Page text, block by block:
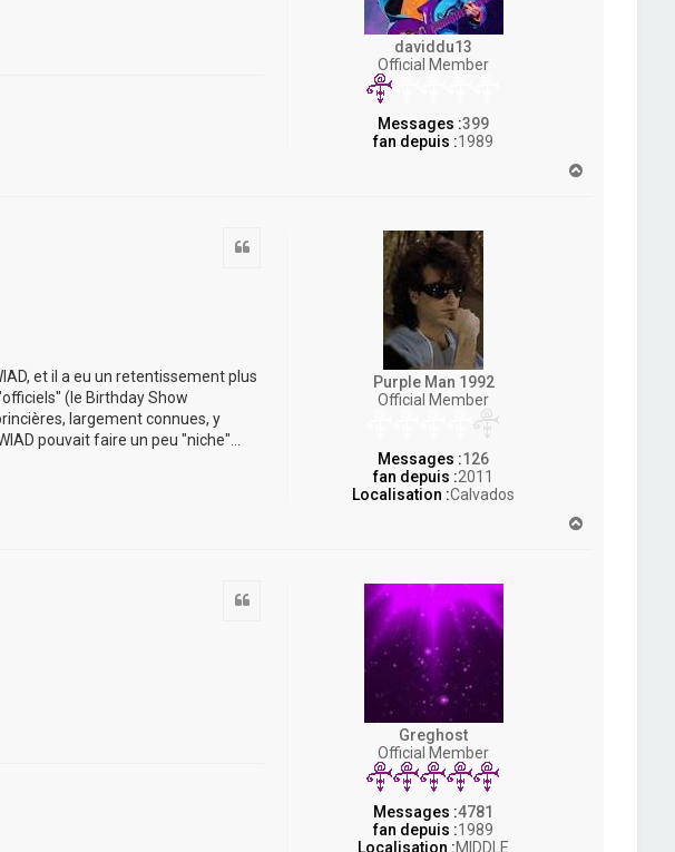
daviddu13
Official Member
Messages :399
fan depuis :1989
Purple Man 1992
Official Member
Messages :126
fan depuis :2011
Localisation :Calvados
et il a eu un retentissement plus
(le Birthday Show
largement connues, y
pouvait faire un peu "niche"...
Greghost
Official Member
Messages :4781
fan depuis :1989
Localisation :MIDDLE